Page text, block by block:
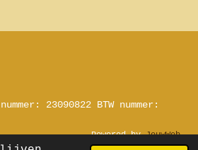
nummer: 23090822 BTW nummer:
Powered byJouwWeb